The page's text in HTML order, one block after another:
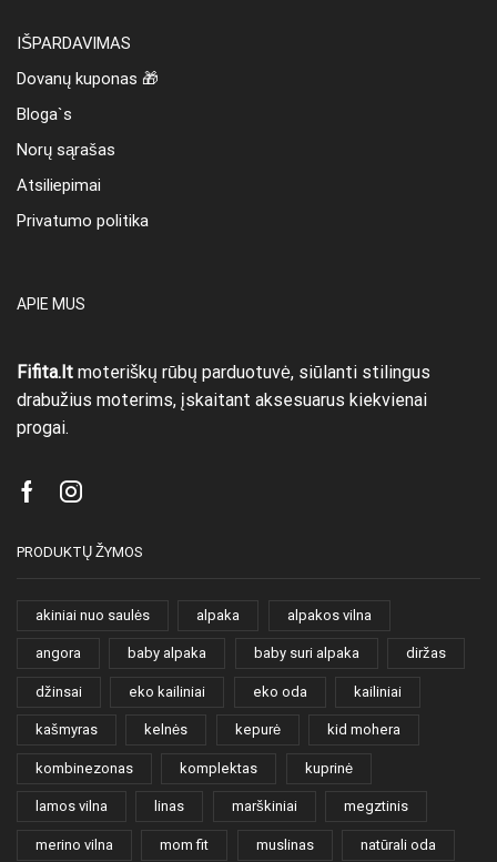
IŠPARDAVIMAS
Dovanų kuponas 🎁
Bloga`s
Norų sąrašas
Atsiliepimai
Privatumo politika
APIE MUS
Fifita.lt moteriškų rūbų parduotuvė, siūlanti stilingus
drabužius moterims, įskaitant aksesuarus kiekvienai
progai.
FacebookInstagram
PRODUKTŲ ŽYMOS
akiniai nuo saulės alpaka alpakos vilna
angora baby alpaka baby suri alpaka diržas
džinsai eko kailiniai eko oda kailiniai
kašmyras kelnės kepurė kid mohera
kombinezonas komplektas kuprinė
lamos vilna linas marškiniai megztinis
merino vilna mom fit muslinas natūrali oda